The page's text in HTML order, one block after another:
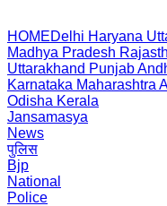
HOMEDelhi Haryana
Madhya Pradesh
Uttarakhand Punjab
Karnataka Maharashtra
Odisha Kerala
Jansamasya
News
पुलिस
Bjp
National
Police